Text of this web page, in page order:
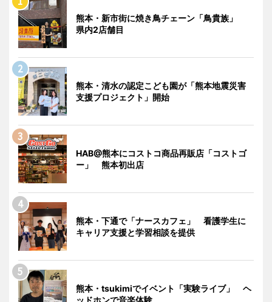
熊本・新市街に焼き鳥チェーン「鳥貴族」
県内2店舗目
熊本・清水の認定こども園が「熊本地震災害
支援プロジェクト」開始
HAB@熊本にコストコ商品再販店「コストゴ
ー」 熊本初出店
熊本・下通で「ナースカフェ」 看護学生に
キャリア支援と学習相談を提供
熊本・tsukimiでイベント「実験ライブ」 ヘ
ッドホンで音楽体験